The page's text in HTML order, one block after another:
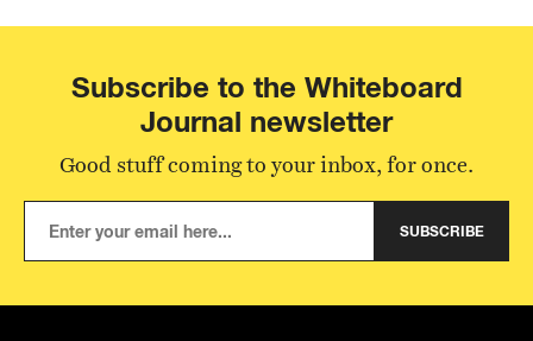
Subscribe to the Whiteboard
Journal newsletter
Good stuff coming to your inbox, for once.
SUBSCRIBE